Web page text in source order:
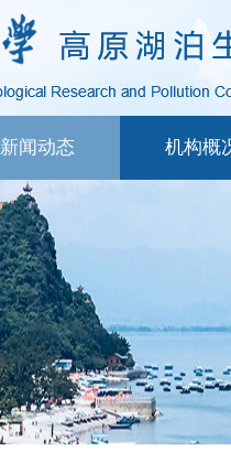
新闻动态 机构概